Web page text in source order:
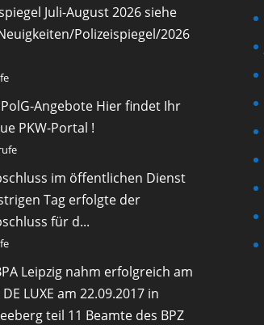
Juli-August 2026 siehe
Polizeispiegel/2026
Angebote Hier findet Ihr
PKW-Portal !
im öffentlichen Dienst
Tag erfolgte der
für d...
Leipzig nahm erfolgreich am
DE LUXE am 22.09.2017 in
teil 11 Beamte des BPZ